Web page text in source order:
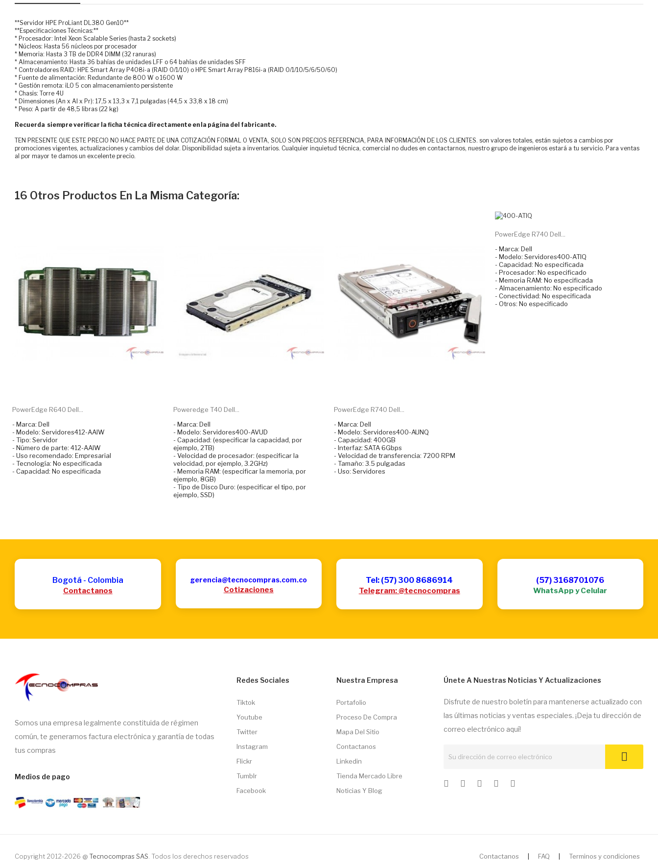
**Servidor HPE ProLiant DL380 Gen10**
**Especificaciones Técnicas:**
* Procesador: Intel Xeon Scalable Series (hasta 2 sockets)
* Núcleos: Hasta 56 núcleos por procesador
* Memoria: Hasta 3 TB de DDR4 DIMM (32 ranuras)
* Almacenamiento: Hasta 36 bahías de unidades LFF o 64 bahías de unidades SFF
* Controladores RAID: HPE Smart Array P408i-a (RAID 0/1/10) o HPE Smart Array P816i-a (RAID 0/1/10/5/6/50/60)
* Fuente de alimentación: Redundante de 800 W o 1600 W
* Gestión remota: iLO 5 con almacenamiento persistente
* Chasis: Torre 4U
* Dimensiones (An x Al x Pr): 17,5 x 13,3 x 7,1 pulgadas (44,5 x 33,8 x 18 cm)
* Peso: A partir de 48,5 libras (22 kg)
Recuerda siempre verificar la ficha técnica directamente en la página del fabricante.
TEN PRESENTE QUE ESTE PRECIO NO HACE PARTE DE UNA COTIZACIÓN FORMAL O VENTA, SOLO SON PRECIOS REFERENCIA, PARA INFORMACIÓN DE LOS CLIENTES. son valores totales, están sujetos a cambios por
promociones vigentes, actualizaciones y cambios del dolar. Disponibilidad sujeta a inventarios. Cualquier inquietud técnica, comercial no dudes en contactarnos, nuestro grupo de ingenieros estará a tu servicio. Para ventas
al por mayor te damos un excelente precio.
16 Otros Productos En La Misma Categoría:
PowerEdge R640 Dell...
- Marca: Dell
- Modelo: Servidores412-AAIW
- Tipo: Servidor
- Número de parte: 412-AAIW
- Uso recomendado: Empresarial
- Tecnología: No especificada
- Capacidad: No especificada
Poweredge T40 Dell...
- Marca: Dell
- Modelo: Servidores400-AVUD
- Capacidad: (especificar la capacidad, por
ejemplo, 2TB)
- Velocidad de procesador: (especificar la
velocidad, por ejemplo, 3.2GHz)
- Memoria RAM: (especificar la memoria, por
ejemplo, 8GB)
- Tipo de Disco Duro: (especificar el tipo, por
ejemplo, SSD)
PowerEdge R740 Dell...
- Marca: Dell
- Modelo: Servidores400-AUNQ
- Capacidad: 400GB
- Interfaz: SATA 6Gbps
- Velocidad de transferencia: 7200 RPM
- Tamaño: 3.5 pulgadas
- Uso: Servidores
PowerEdge R740 Dell...
- Marca: Dell
- Modelo: Servidores400-ATIQ
- Capacidad: No especificada
- Procesador: No especificado
- Memoria RAM: No especificada
- Almacenamiento: No especificado
- Conectividad: No especificada
- Otros: No especificado
Bogotá - Colombia
Contactanos
gerencia@tecnocompras.com.co
Cotizaciones
Tel: (57) 300 8686914
Telegram: @tecnocompras
(57) 3168701076
WhatsApp y Celular
Somos una empresa legalmente constituida de régimen
común, te generamos factura electrónica y garantía de todas
tus compras
Medios de pago
Redes Sociales
Tiktok
Youtube
Twitter
Instagram
Flickr
Tumblr
Facebook
Nuestra Empresa
Portafolio
Proceso De Compra
Mapa Del Sitio
Contactanos
Linkedin
Tienda Mercado Libre
Noticias Y Blog
Únete A Nuestras Noticias Y Actualizaciones
Disfrute de nuestro boletín para mantenerse actualizado con
las últimas noticias y ventas especiales. ¡Deja tu dirección de
correo electrónico aquí!
Copyright 2012-2026 @ Tecnocompras SAS . Todos los derechos reservados Contactanos FAQ Terminos y condiciones